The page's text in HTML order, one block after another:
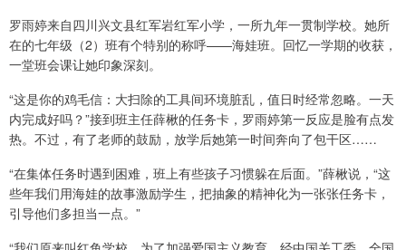
罗雨婷来自四川兴文县红军岩红军小学，一所九年一贯制学校。她所
在的七年级（2）班有个特别的称呼——海娃班。回忆一学期的收获，
一堂班会课让她印象深刻。
“这是你的鸡毛信：大扫除的工具间环境脏乱，值日时经常忽略。一天
内完成好吗？”接到班主任薛楸的任务卡，罗雨婷第一反应是脸有点发
热。不过，有了老师的鼓励，放学后她第一时间奔向了包干区……
“在集体任务时遇到困难，班上有些孩子习惯躲在后面。”薛楸说，“这
些年我们用海娃的故事激励学生，把抽象的精神化为一张张任务卡，
引导他们多担当一点。”